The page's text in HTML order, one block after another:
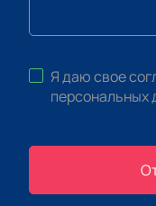
Я даю свое
персональных